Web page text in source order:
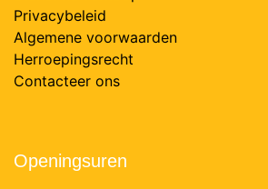
Privacybeleid
Algemene voorwaarden
Herroepingsrecht
Contacteer ons
Openingsuren